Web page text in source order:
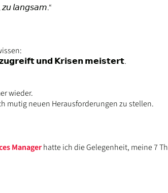
𝘻𝘶 𝘭𝘢𝘯𝘨𝘴𝘢𝘮.“
𝘂𝗻𝗱 𝗞𝗿𝗶𝘀𝗲𝗻 𝗺𝗲𝗶𝘀𝘁𝗲𝗿𝘁.
wieder.
mutig neuen Herausforderungen zu stellen.
Managerhatte ich die Gelegenheit, meine 7